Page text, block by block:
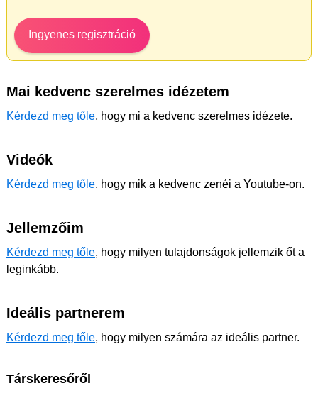
Ingyenes regisztráció
Mai kedvenc szerelmes idézetem
Kérdezd meg tőle, hogy mi a kedvenc szerelmes idézete.
Videók
Kérdezd meg tőle, hogy mik a kedvenc zenéi a Youtube-on.
Jellemzőim
Kérdezd meg tőle, hogy milyen tulajdonságok jellemzik őt a
leginkább.
Ideális partnerem
Kérdezd meg tőle, hogy milyen számára az ideális partner.
Társkeresőről